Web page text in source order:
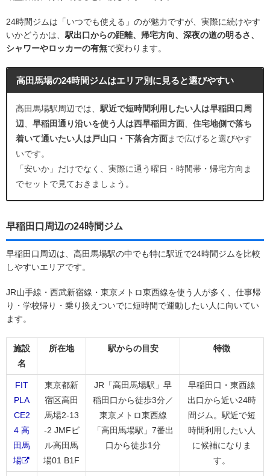
24時間ジムは「いつでも使える」のが魅力ですが、実際に続けやす
いかどうかは、駅出口からの距離、帰宅方向、深夜の道の明るさ、
シャワーやロッカーの有無で変わります。
高田馬場の24時間ジムはエリア別に見ると選びやすい
高田馬場駅周辺では、 駅近で短時間利用したい人は早稲田口周
辺
早稲田通り沿いを使う人は西早稲田方面
住宅地側で落ち
着いて通いたい人は戸山口・下落合方面まで広げると選びやす
いです。
「安いか」だけでなく、実際に通う曜日・時間帯・帰宅方向ま
でセットで見ておきましょう。
早稲田口周辺の24時間ジム
早稲田口周辺は、高田馬場駅の中でも特に駅近で24時間ジムを比較
しやすいエリアです。
JR山手線・西武新宿線・東京メトロ東西線を使う人が多く、仕事帰
り・学校帰り・乗り換えついでに短時間で運動したい人に向いてい
ます。
施設
名
所在地 駅からの目安 特徴
FIT
PLA
CE2
4 高
田馬
場
東京都新
宿区高田
馬場2-13
-2 JMFビ
ル高田馬
場01 B1F
JR「高田馬場駅」早
稲田口から徒歩3分／
東京メトロ東西線
「高田馬場駅」7番出
口から徒歩1分
早稲田口・東西線
出口から近い24時
間ジム。駅近で短
時間利用したい人
に候補になりま
す。